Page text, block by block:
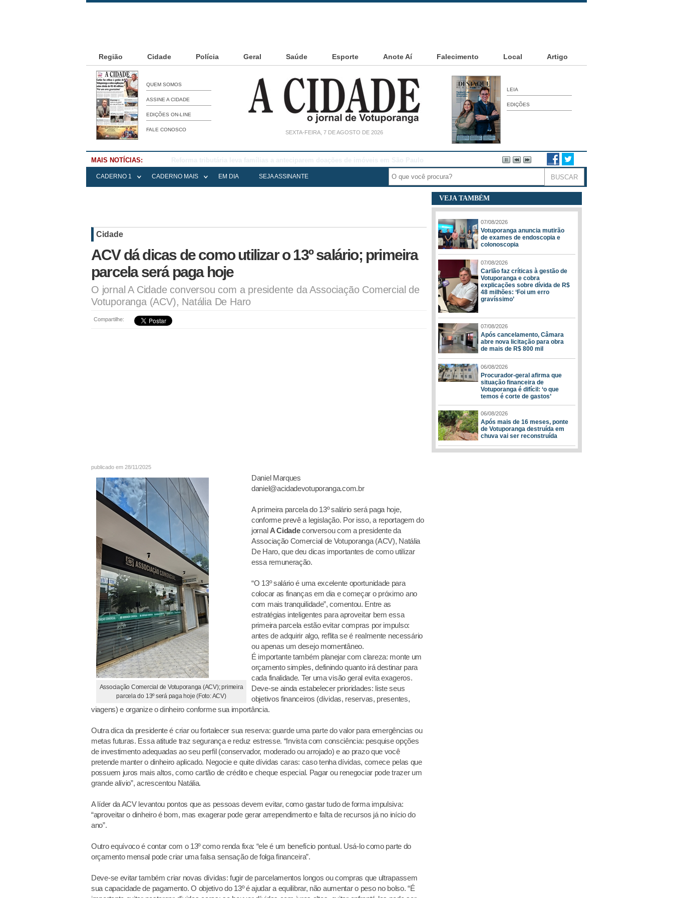
Região Cidade Polícia Geral Saúde Esporte Anote Aí Falecimento Local Artigo
QUEM SOMOS
ASSINE A CIDADE
EDIÇÕES ON-LINE
FALE CONOSCO SEXTA-FEIRA, 7 DE AGOSTO DE 2026
LEIA
EDIÇÕES
MAIS NOTÍCIAS:
CADERNO 1 CADERNO MAIS EM DIA SEJA ASSINANTE
Cidade
ACV dá dicas de como utilizar o 13º salário; primeira
parcela será paga hoje
O jornal A Cidade conversou com a presidente da Associação Comercial de
Votuporanga (ACV), Natália De Haro
Compartilhe:
publicado em 28/11/2025
Associação Comercial de Votuporanga (ACV); primeira
parcela do 13º será paga hoje (Foto: ACV)
Daniel Marques
daniel@acidadevotuporanga.com.br
A primeira parcela do 13º salário será paga hoje,
conforme prevê a legislação. Por isso, a reportagem do
jornal A Cidadeconversou com a presidente da
Associação Comercial de Votuporanga (ACV), Natália
De Haro, que deu dicas importantes de como utilizar
essa remuneração.
“O 13º salário é uma excelente oportunidade para
colocar as finanças em dia e começar o próximo ano
com mais tranquilidade”, comentou. Entre as
estratégias inteligentes para aproveitar bem essa
primeira parcela estão evitar compras por impulso:
antes de adquirir algo, reflita se é realmente necessário
ou apenas um desejo momentâneo.
É importante também planejar com clareza: monte um
orçamento simples, definindo quanto irá destinar para
cada finalidade. Ter uma visão geral evita exageros.
Deve-se ainda estabelecer prioridades: liste seus
objetivos financeiros (dívidas, reservas, presentes,
viagens) e organize o dinheiro conforme sua importância.
Outra dica da presidente é criar ou fortalecer sua reserva: guarde uma parte do valor para emergências ou
metas futuras. Essa atitude traz segurança e reduz estresse. “Invista com consciência: pesquise opções
de investimento adequadas ao seu perfil (conservador, moderado ou arrojado) e ao prazo que você
pretende manter o dinheiro aplicado. Negocie e quite dívidas caras: caso tenha dívidas, comece pelas que
possuem juros mais altos, como cartão de crédito e cheque especial. Pagar ou renegociar pode trazer um
grande alívio”, acrescentou Natália.
A líder da ACV levantou pontos que as pessoas devem evitar, como gastar tudo de forma impulsiva:
“aproveitar o dinheiro é bom, mas exagerar pode gerar arrependimento e falta de recursos já no início do
ano”.
Outro equívoco é contar com o 13º como renda fixa: “ele é um benefício pontual. Usá-lo como parte do
orçamento mensal pode criar uma falsa sensação de folga financeira”.
Deve-se evitar também criar novas dívidas: fugir de parcelamentos longos ou compras que ultrapassem
sua capacidade de pagamento. O objetivo do 13º é ajudar a equilibrar, não aumentar o peso no bolso. “É
VEJA TAMBÉM
07/08/2026
Votuporanga anuncia mutirão
de exames de endoscopia e
colonoscopia
07/08/2026
Carlão faz críticas à gestão de
Votuporanga e cobra
explicações sobre dívida de R$
48 milhões: ‘Foi um erro
gravíssimo’
07/08/2026
Após cancelamento, Câmara
abre nova licitação para obra
de mais de R$ 800 mil
06/08/2026
Procurador-geral afirma que
situação financeira de
Votuporanga é difícil: ‘o que
temos é corte de gastos’
06/08/2026
Após mais de 16 meses, ponte
de Votuporanga destruída em
chuva vai ser reconstruída